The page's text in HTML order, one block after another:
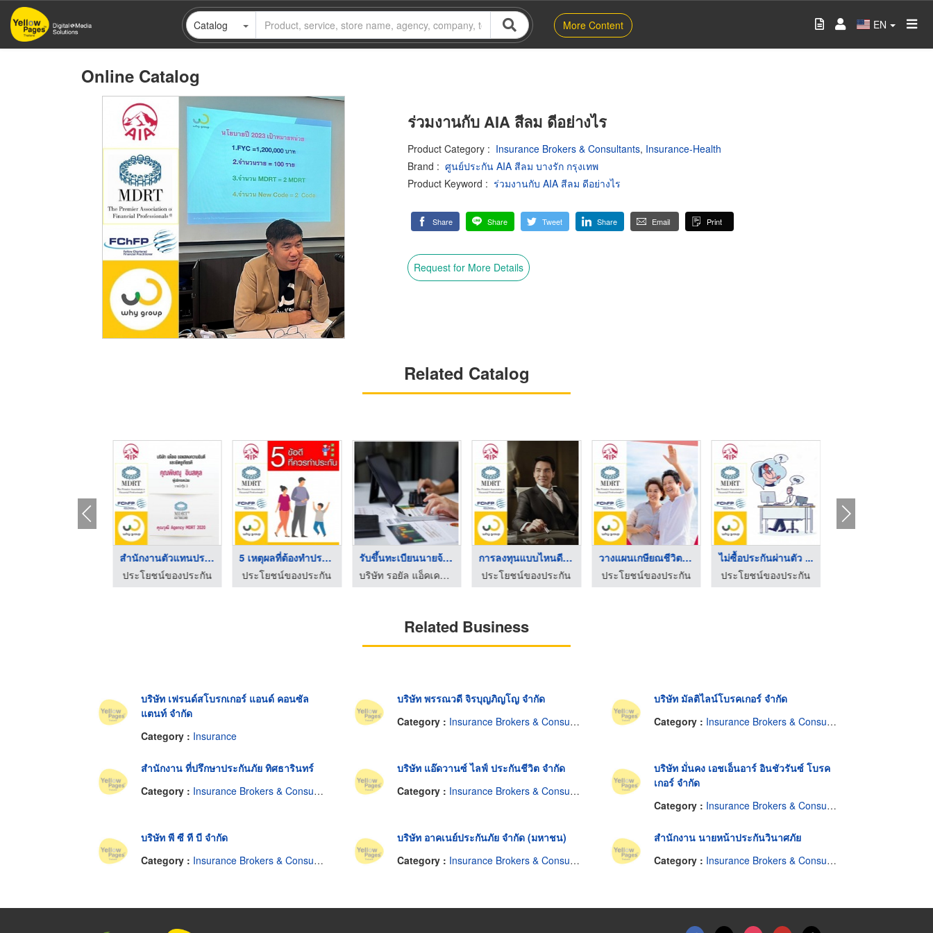
Skip
main
Catalog More Content EN
Online Catalog
ร่วมงานกับ AIA สีลม ดีอย่างไร
Product Category : Insurance Brokers & Consultants, Insurance-Health
Brand : ศูนย์ประกัน AIA สีลม บางรัก กรุงเทพ
Product Keyword : ร่วมงานกับ AIA สีลม ดีอย่างไร
Share Share Tweet Share Email Print
Request for More Details
Related Catalog
สำนักงานตัวแทนประกัน ...
ประโยชน์ของประกัน
5 เหตุผลที่ต้องทำประ ...
ประโยชน์ของประกัน
รับขึ้นทะเบียนนายจ้า ...
บริษัท รอยัล แอ็คเคาท์ จำกัด
การลงทุนแบบไหนดีที่ส ...
ประโยชน์ของประกัน
วางแผนเกษียณชีวิตกับ ...
ประโยชน์ของประกัน
ไม่ซื้อประกันผ่านตัว ...
ประโยชน์ของประกัน
Related Business
บริษัท เฟรนด์สโบรกเกอร์ แอนด์ คอนซัล
แตนท์ จำกัด
Category : Insurance
บริษัท พรรณวดี จิรบุญภิญโญ จำกัด
Category : Insurance Brokers & Consultants
บริษัท มัลติไลน์โบรคเกอร์ จำกัด
Category : Insurance Brokers & Consultants
สำนักงาน ที่ปรึกษาประกันภัย ทิศธารินทร์
Category : Insurance Brokers & Consultants
บริษัท แอ๊ดวานซ์ ไลฟ์ ประกันชีวิต จำกัด
Category : Insurance Brokers & Consultants
บริษัท มั่นคง เอชเอ็นอาร์ อินชัวรันซ์ โบรค
เกอร์ จำกัด
Category : Insurance Brokers & Consultants
บริษัท พี ซี ที บี จำกัด
Category : Insurance Brokers & Consultants
บริษัท อาคเนย์ประกันภัย จำกัด (มหาชน)
Category : Insurance Brokers & Consultants
สำนักงาน นายหน้าประกันวินาศภัย
Category : Insurance Brokers & Consultants